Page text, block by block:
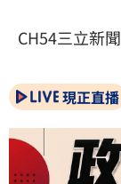
CH54三立新
現正直播